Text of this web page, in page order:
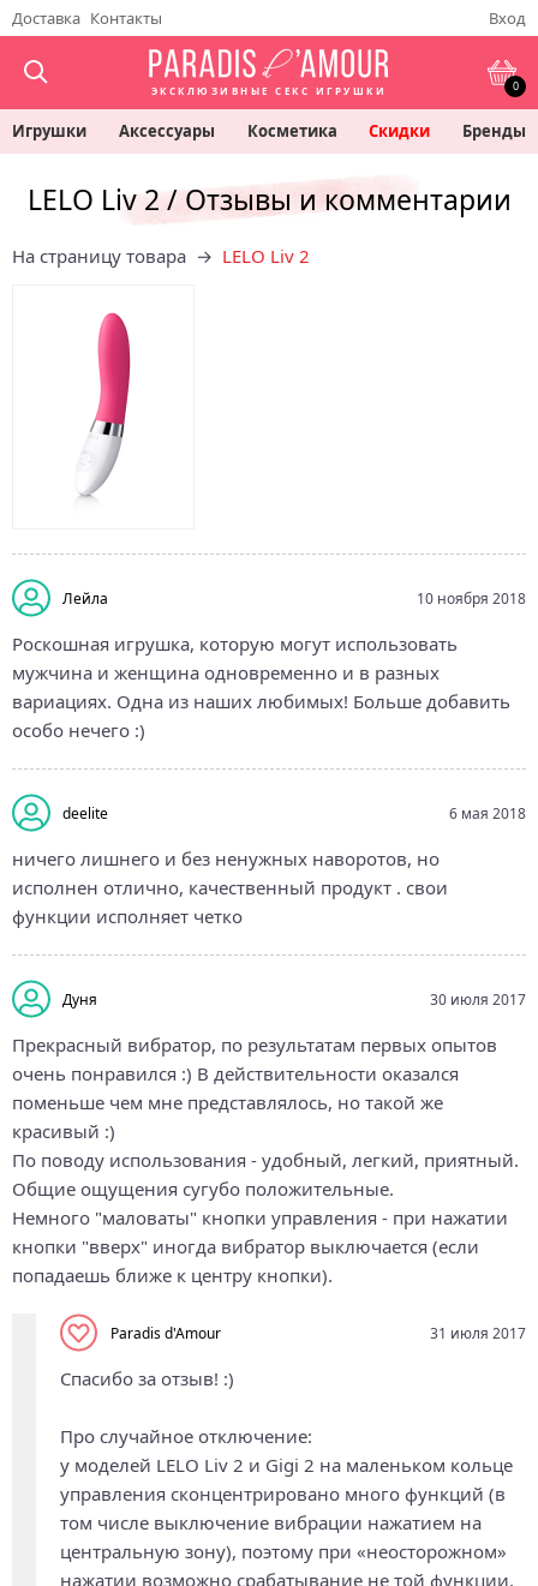
Доставка Контакты Вход
ЭКСКЛЮЗИВНЫЕ СЕКС ИГРУШКИ 0
Игрушки Аксессуары Косметика Скидки Бренды
LELO Liv 2 / Отзывы и комментарии
На страницу товара → LELO Liv 2
Лейла 10 ноября 2018
Роскошная игрушка, которую могут использовать
мужчина и женщина одновременно и в разных
вариациях. Одна из наших любимых! Больше добавить
особо нечего :)
deelite 6 мая 2018
ничего лишнего и без ненужных наворотов, но
исполнен отлично, качественный продукт . свои
функции исполняет четко
Дуня 30 июля 2017
Прекрасный вибратор, по результатам первых опытов
очень понравился :) В действительности оказался
поменьше чем мне представлялось, но такой же
красивый :)
По поводу использования - удобный, легкий, приятный.
Общие ощущения сугубо положительные.
Немного "маловаты" кнопки управления - при нажатии
кнопки "вверх" иногда вибратор выключается (если
попадаешь ближе к центру кнопки).
Paradis d'Amour 31 июля 2017
Спасибо за отзыв! :)
Про случайное отключение:
у моделей LELO Liv 2 и Gigi 2 на маленьком кольце
управления сконцентрировано много функций (в
том числе выключение вибрации нажатием на
центральную зону), поэтому при «неосторожном»
нажатии возможно срабатывание не той функции,